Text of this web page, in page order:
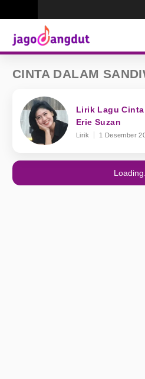
CINTA DALAM
Lirik Lagu Cinta
Erie Suzan
Lirik 1 Desember